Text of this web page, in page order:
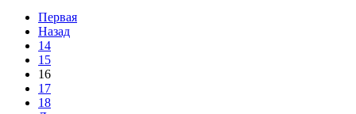
Первая
Назад
14
15
16
17
18